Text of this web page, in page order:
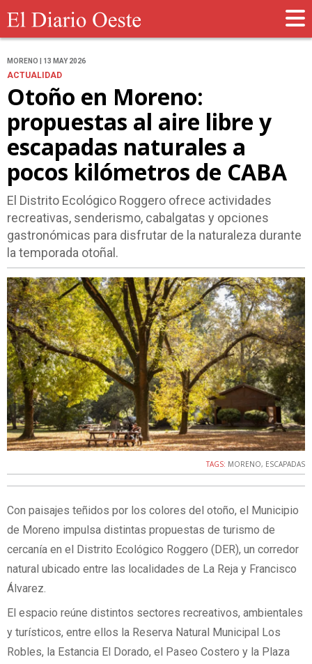
MORENO | 13 MAY 2026
ACTUALIDAD
Otoño en Moreno:
propuestas al aire libre y
escapadas naturales a
pocos kilómetros de CABA
El Distrito Ecológico Roggero ofrece actividades
recreativas, senderismo, cabalgatas y opciones
gastronómicas para disfrutar de la naturaleza durante
la temporada otoñal.
TAGS: MORENO, ESCAPADAS
Con paisajes teñidos por los colores del otoño, el Municipio
de Moreno impulsa distintas propuestas de turismo de
cercanía en el Distrito Ecológico Roggero (DER), un corredor
natural ubicado entre las localidades de La Reja y Francisco
Álvarez.
El espacio reúne distintos sectores recreativos, ambientales
y turísticos, entre ellos la Reserva Natural Municipal Los
Robles, la Estancia El Dorado, el Paseo Costero y la Plaza